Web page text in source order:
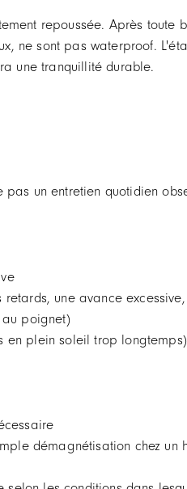
repoussée. Après toute
ne sont pas waterproof.
une tranquillité durable.
un entretien quotidien
une avance
au poignet)
en plein soleil trop longtemps)
démagnétisation chez un